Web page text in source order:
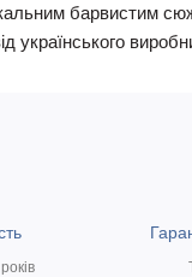
барвистим
українського